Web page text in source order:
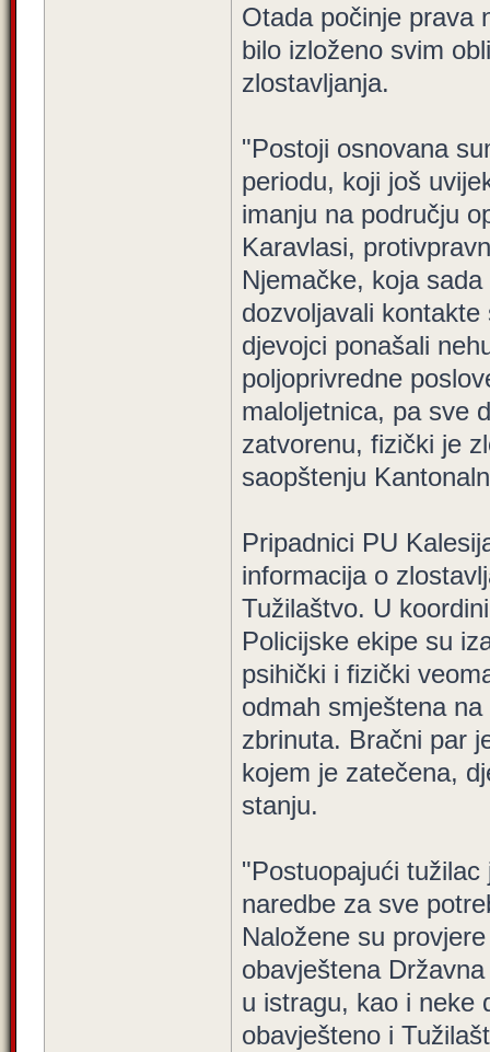
Otada počinje prava
bilo izloženo svim
zlostavljanja.
"Postoji osnovana
periodu, koji još
imanju na području
Karavlasi,
Njemačke, koja
dozvoljavali
djevojci ponašali
poljoprivredne
maloljetnica, pa sve
zatvorenu, fizički je
saopštenju
Pripadnici PU
informacija o
Tužilaštvo. U
Policijske ekipe su
psihički i fizički
odmah smještena
zbrinuta. Bračni par
kojem je zatečena,
stanju.
"Postuopajući
naredbe za sve
Naložene su
obavještena
u istragu, kao i neke
obavješteno i